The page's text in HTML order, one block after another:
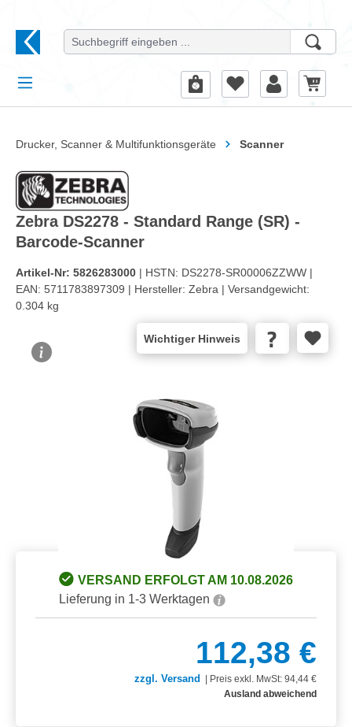
Drucker, Scanner & Multifunktionsgeräte Scanner
Zebra DS2278 - Standard Range (SR) -
Barcode-Scanner
Artikel-Nr: 5826283000 | HSTN: DS2278-SR00006ZZWW |
EAN: 5711783897309 | Hersteller: Zebra | Versandgewicht:
0.304 kg
Wichtiger Hinweis
VERSAND ERFOLGT AM 10.08.2026
Lieferung in 1-3 Werktagen
112,38 €
zzgl. Versand
Preis exkl. MwSt: 94,44 €
Ausland abweichend